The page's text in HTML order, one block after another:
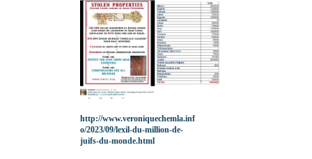
http://www.veroniquechemla.inf
o/2023/09/lexil-du-million-de-
juifs-du-monde.html